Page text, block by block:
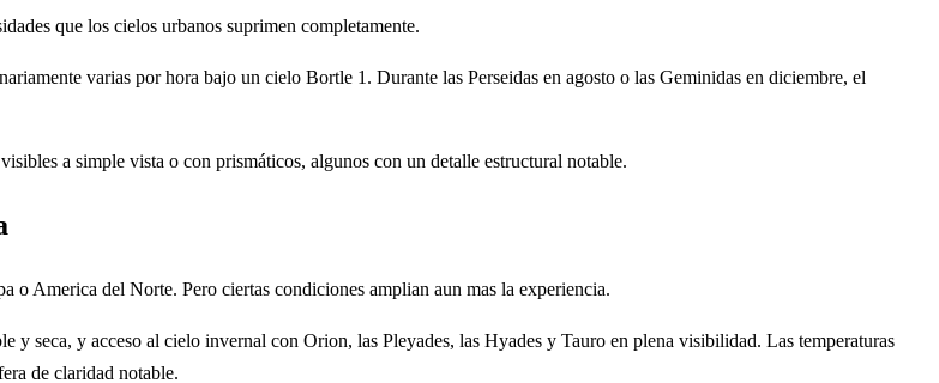
que los cielos urbanos suprimen completamente.
varias por hora bajo un cielo Bortle 1. Durante las Perseidas en agosto o las Geminidas en diciembre, el
a simple vista o con prismáticos, algunos con un detalle estructural notable.
o America del Norte. Pero ciertas condiciones amplian aun mas la experiencia.
y seca, y acceso al cielo invernal con Orion, las Pleyades, las Hyades y Tauro en plena visibilidad. Las temperaturas
de claridad notable.